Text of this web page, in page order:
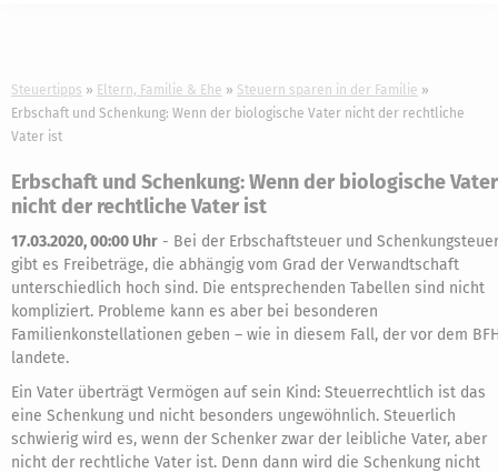
Steuertipps Eltern, Familie & Ehe
Steuern sparen in der Familie
Erbschaft und Schenkung: Wenn der biologische Vater nicht der rechtliche
Vater ist
Erbschaft und Schenkung: Wenn der biologische Vater
nicht der rechtliche Vater ist
17.03.2020, 00:00 Uhr - Bei der Erbschaftsteuer und Schenkungsteuer
gibt es Freibeträge, die abhängig vom Grad der Verwandtschaft
unterschiedlich hoch sind. Die entsprechenden Tabellen sind nicht
kompliziert. Probleme kann es aber bei besonderen
Familienkonstellationen geben – wie in diesem Fall, der vor dem
landete.
Ein Vater überträgt Vermögen auf sein Kind: Steuerrechtlich ist das
eine Schenkung und nicht besonders ungewöhnlich. Steuerlich
schwierig wird es, wenn der Schenker zwar der leibliche Vater, aber
nicht der rechtliche Vater ist. Denn dann wird die Schenkung nicht